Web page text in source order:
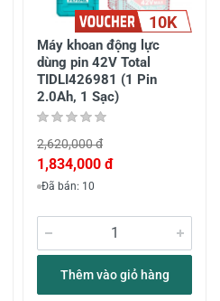
10K
Máy khoan động lực
dùng pin 42V Total
TIDLI426981 (1 Pin
2.0Ah, 1 Sạc)
2,620,000 đ
1,834,000 đ
Đã bán: 10
Thêm vào giỏ hàng